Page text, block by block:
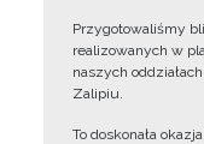
Przygotowaliśmy
realizowanych w
naszych
Zalipiu.
To doskonała